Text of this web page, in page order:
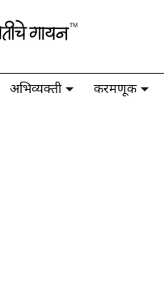
अभिव्यक्ती करमणूक